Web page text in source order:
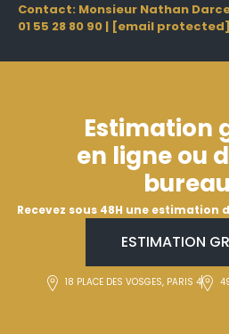
Contact: Monsieur Nathan
01 55 28 80 90 | [email protected]
Estimation
en ligne ou
Recevez sous 48H une
ESTIMATION
18 PLACE DES VOSGES, PARIS 4